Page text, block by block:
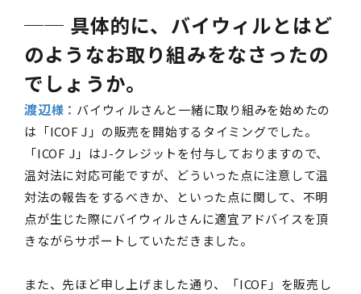
── 具体的に、バイウィルとはど
のようなお取り組みをなさったの
でしょうか。
渡辺様 ： バイウィルさんと一緒に取り組みを始めたの
は「ICOF J 」の販売を開始するタイミングでした。
「ICOF J 」はJ-クレジットを付与しておりますので、
温対法に対応可能ですが、どういった点に注意して温
対法の報告をするべきか、といった点に関して、不明
点が生じた際にバイウィルさんに適宜アドバイスを頂
きながらサポートしていただきました。
また、先ほど申し上げました通り、「ICOF 」を販売し